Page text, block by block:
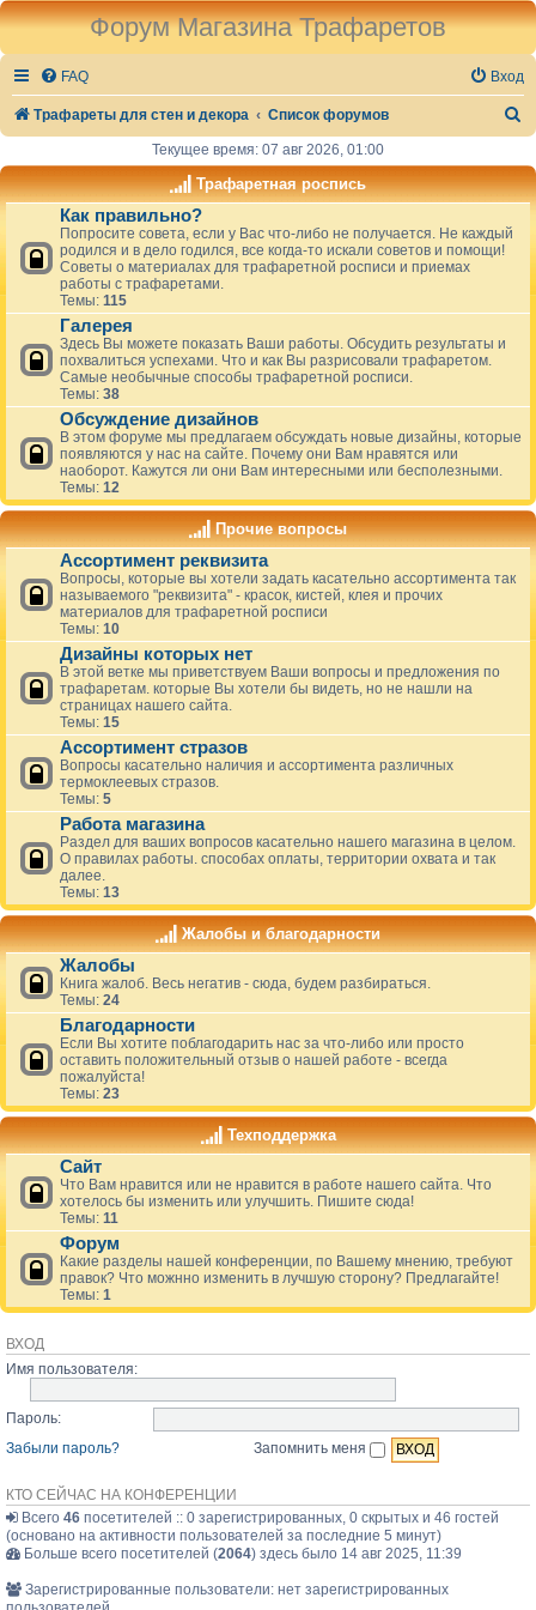
Форум Магазина Трафаретов
FAQ Вход
Трафареты для стен и декора Список форумов
с
Текущее время: 07 авг 2026, 01:00
Трафаретная роспись
Как правильно?
Попросите совета, если у Вас что-либо не получается. Не каждый
родился и в дело годился, все когда-то искали советов и помощи!
Советы о материалах для трафаретной росписи и приемах
работы с трафаретами.
Темы: 115
Галерея
Здесь Вы можете показать Ваши работы. Обсудить результаты и
похвалиться успехами. Что и как Вы разрисовали трафаретом.
Самые необычные способы трафаретной росписи.
Темы: 38
Обсуждение дизайнов
В этом форуме мы предлагаем обсуждать новые дизайны, которые
появляются у нас на сайте. Почему они Вам нравятся или
наоборот. Кажутся ли они Вам интересными или бесполезными.
Темы: 12
Прочие вопросы
Ассортимент реквизита
Вопросы, которые вы хотели задать касательно ассортимента так
называемого "реквизита" - красок, кистей, клея и прочих
материалов для трафаретной росписи
Темы: 10
Дизайны которых нет
В этой ветке мы приветствуем Ваши вопросы и предложения по
трафаретам. которые Вы хотели бы видеть, но не нашли на
страницах нашего сайта.
Темы: 15
Ассортимент стразов
Вопросы касательно наличия и ассортимента различных
термоклеевых стразов.
Темы: 5
Работа магазина
Раздел для ваших вопросов касательно нашего магазина в целом.
О правилах работы. способах оплаты, территории охвата и так
далее.
Темы: 13
Жалобы и благодарности
Жалобы
Книга жалоб. Весь негатив - сюда, будем разбираться.
Темы: 24
Благодарности
Если Вы хотите поблагодарить нас за что-либо или просто
оставить положительный отзыв о нашей работе - всегда
пожалуйста!
Темы: 23
Техподдержка
Сайт
Что Вам нравится или не нравится в работе нашего сайта. Что
хотелось бы изменить или улучшить. Пишите сюда!
Темы: 11
Форум
Какие разделы нашей конференции, по Вашему мнению, требуют
правок? Что можнно изменить в лучшую сторону? Предлагайте!
Темы: 1
ВХОД
Имя пользователя:
Пароль:
Забыли пароль?
Запомнить меня
КТО СЕЙЧАС НА КОНФЕРЕНЦИИ
Всего 46 посетителей :: 0 зарегистрированных, 0 скрытых и 46 гостей
(основано на активности пользователей за последние 5 минут)
Больше всего посетителей (2064) здесь было 14 авг 2025, 11:39
Зарегистрированные пользователи: нет зарегистрированных